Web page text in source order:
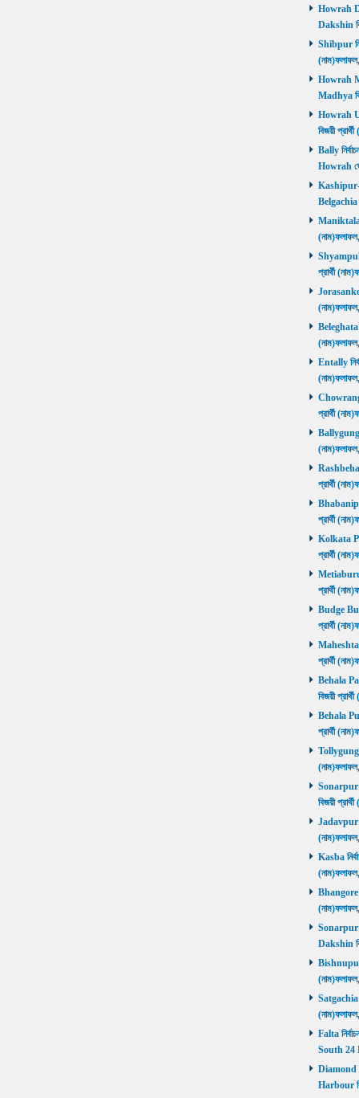
Howrah
Dakshin
Shibpur
Howrah
Madhya
Howrah
বিজয়ী
Bally
Howrah
Kashipur-
Belgachia
Maniktala
প্রার্থী
Jorasanko
Beleghata
Entally
প্রার্থী
Ballygunge
প্রার্থী
প্রার্থী
Kolkata
প্রার্থী
Metiaburuz
প্রার্থী
Budge
প্রার্থী
প্রার্থী
Behala
বিজয়ী
Behala
প্রার্থী
Tollygunge
Sonarpur
বিজয়ী
Jadavpur
Kasba
Bhangore
Sonarpur
Dakshin
Bishnupur
Satgachia
Falta
South 24
Diamond
Harbour